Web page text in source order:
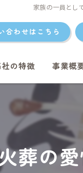
家族の一員とし
合わせはこちら
社の特徴
津のペット火葬
津のペット火葬
事業概
葬の